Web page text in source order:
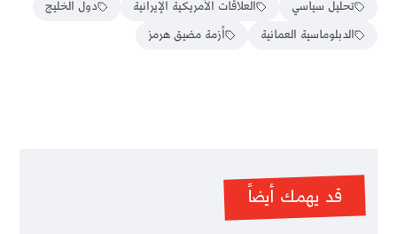
تحليل سياسي العلاقات الأمريكية الإيرانية
دول الخليج
الدبلوماسية العمانية
أزمة مضيق هرمز
قد يهمك أيضاً